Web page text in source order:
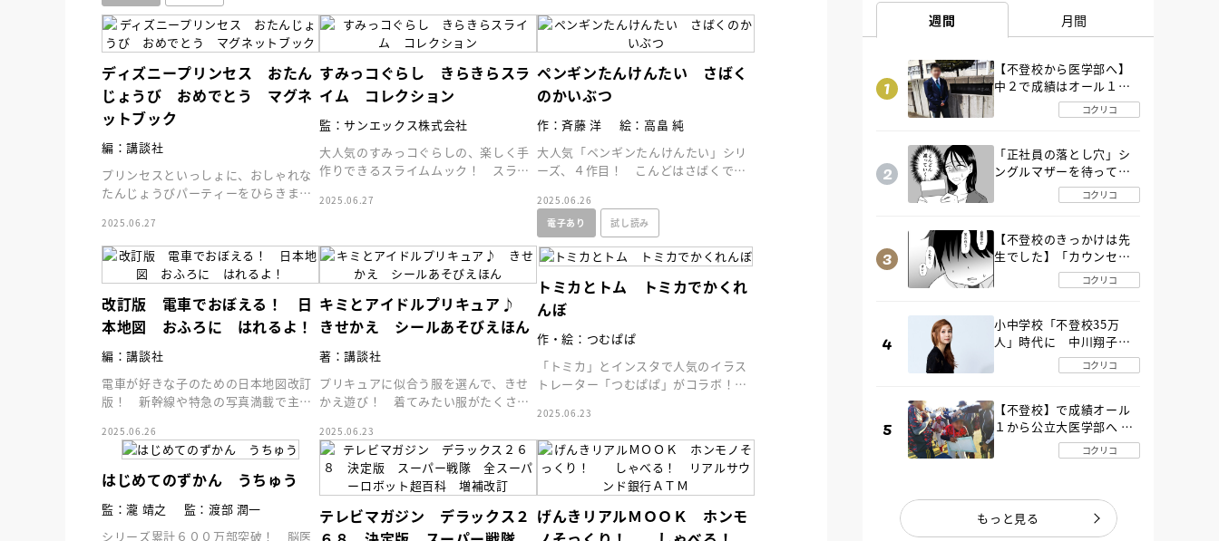
ディズニープリンセス おたん
じょうび おめでとう マグネ
ットブック
編：講談社
プリンセスといっしょに、おしゃれな
たんじょうびパーティーをひらきまし
る、大人気絵本！
2025.06.27
すみっコぐらし きらきらスラ
イム コレクション
監：サンエックス株式会社
大人気のすみっコぐらしの、楽しく手
作りできるスライムムック！ スライ
がついてるよ！
2025.06.27
ペンギンたんけんたい さばく
のかいぶつ
作：斉藤 洋
絵：高畠 純
大人気「ペンギンたんけんたい」シリ
ーズ、４作目！ こんどはさばくで
2025.06.26
電子あり
試し読み
改訂版 電車でおぼえる！ 日
本地図 おふろに はれるよ！
編：講談社
電車が好きな子のための日本地図改訂
版！ 新幹線や特急の写真満載で主要
ながら地図を学べます！
2025.06.26
キミとアイドルプリキュア♪
きせかえ シールあそびえほん
著：講談社
プリキュアに似合う服を選んで、きせ
かえ遊び！ 着てみたい服がたくさ
2025.06.23
トミカとトム トミカでかくれ
んぼ
作・絵：つむぱぱ
「トミカ」とインスタで人気のイラス
トレーター「つむぱぱ」がコラボ！
絵本です
2025.06.23
はじめてのずかん うちゅう
監：瀧 靖之
監：渡部 潤一
シリーズ累計６００万部突破！ 脳医
テレビマガジン デラックス２ げんきリアルＭＯＯＫ ホンモ
週間 月間
【不登校から医学部へ】
中２で成績はオール１
「昼夜逆転」したわが子
を”夜遊び”に連れ出した
コクリコ
「正社員の落とし穴」シ
ングルマザーを待ってい
た“魔の２年間”【後編】
コクリコ
【不登校のきっかけは先
生でした】「カウンセリ
ングの時間」生徒の情報
をバラしたのは…《第２
コクリコ
小中学校「不登校35万
人」時代に 中川翔子さ
んが審査委員長「不登校
生動画甲子園 2026」が開
コクリコ
【不登校】で成績オール
１から公立大医学部へ 中
２で起立性調節障害「治
るまで３年」の診断 その
コクリコ
もっと見る